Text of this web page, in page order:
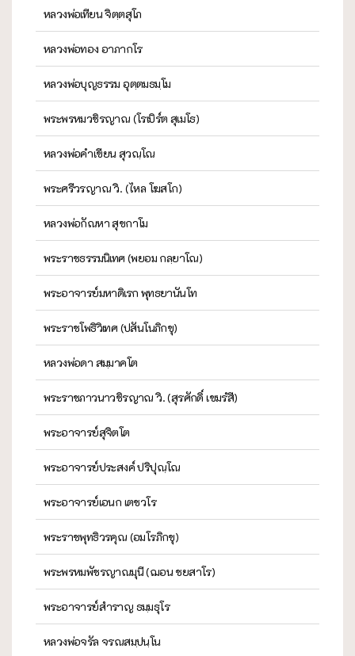
หลวงพ่อเทียน จิตฺตสุโภ
หลวงพ่อทอง อาภากโร
หลวงพ่อบุญธรรม อุตฺตมธมฺโม
พระพรหมวชิรญาณ (โรเบิร์ต สุเมโธ)
หลวงพ่อคำเขียน สุวณฺโณ
พระศรีวรญาณ วิ. (ไหล โฆสโก)
หลวงพ่อกัณหา สุขกาโม
พระราชธรรมนิเทศ (พยอม กลฺยาโณ)
พระอาจารย์มหาดิเรก พุทธยานันโท
พระราชโพธิวิเทศ (ปสันโนภิกขุ)
หลวงพ่อดา สมฺมาคโต
พระราชภาวนาวชิรญาณ วิ. (สุรศักดิ์ เขมรํสี)
พระอาจารย์สุจิตโต
พระอาจารย์ประสงค์ ปริปุณฺโณ
พระอาจารย์เอนก เตชวโร
พระราชพุทธิวรคุณ (อมโรภิกขุ)
พระพรหมพัชรญาณมุนี (ฌอน ชยสาโร)
พระอาจารย์สำราญ ธมฺมธุโร
หลวงพ่อจรัล จรณสมฺปนฺโน